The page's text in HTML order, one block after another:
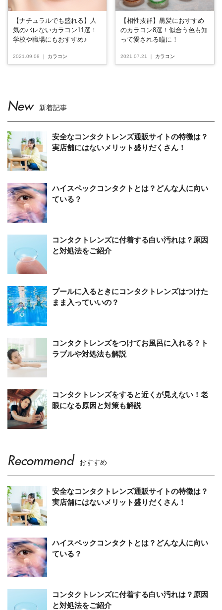
【ナチュラルでも盛れる】人
気のバレないカラコン11選！
学校や職場にもおすすめ♪
2021.09.08 カラコン
【相性抜群】黒髪におすすめ
のカラコン8選！似合う色も知
って愛される瞳に！
2021.07.21 カラコン
New 新着記事
安全なコンタクトレンズ通販サイトの特徴は？
実店舗にはないメリット盛りだくさん！
ハイスペックコンタクトとは？どんな人に向い
ている？
コンタクトレンズに付着する白い汚れは？原因
と対処法をご紹介
プールに入るときにコンタクトレンズはつけた
まま入っていいの？
コンタクトレンズをつけてお風呂に入れる？ト
ラブルや対処法も解説
コンタクトレンズをすると近くが見えない！老
眼になる原因と対策も解説
Recommend おすすめ
安全なコンタクトレンズ通販サイトの特徴は？
実店舗にはないメリット盛りだくさん！
ハイスペックコンタクトとは？どんな人に向い
ている？
コンタクトレンズに付着する白い汚れは？原因
と対処法をご紹介